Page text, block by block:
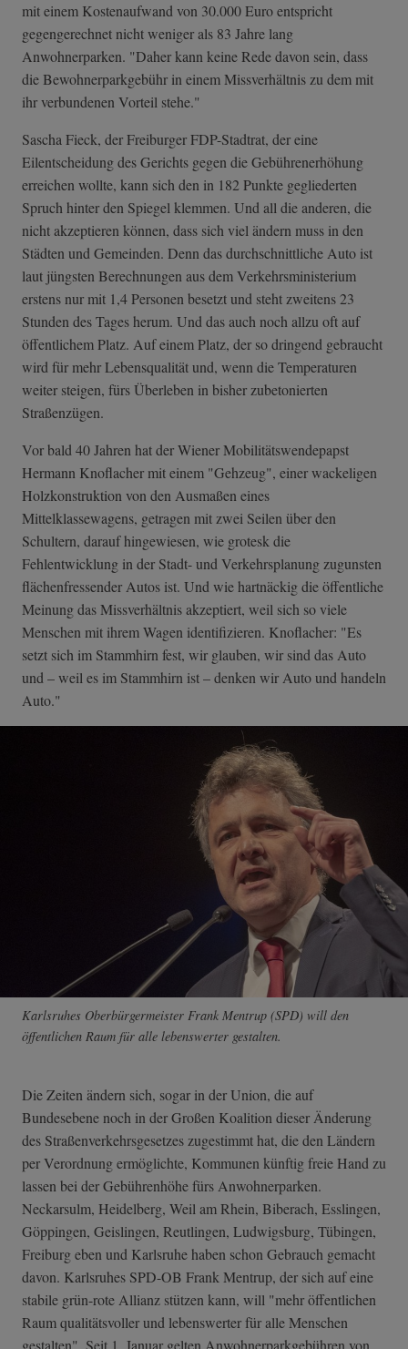
mit einem Kostenaufwand von 30.000 Euro entspricht
gegengerechnet nicht weniger als 83 Jahre lang
Anwohnerparken. "Daher kann keine Rede davon sein, dass
die Bewohnerparkgebühr in einem Missverhältnis zu dem mit
ihr verbundenen Vorteil stehe."
Sascha Fieck, der Freiburger FDP-Stadtrat, der eine
Eilentscheidung des Gerichts gegen die Gebührenerhöhung
erreichen wollte, kann sich den in 182 Punkte gegliederten
Spruch hinter den Spiegel klemmen. Und all die anderen, die
nicht akzeptieren können, dass sich viel ändern muss in den
Städten und Gemeinden. Denn das durchschnittliche Auto ist
laut jüngsten Berechnungen aus dem Verkehrsministerium
erstens nur mit 1,4 Personen besetzt und steht zweitens 23
Stunden des Tages herum. Und das auch noch allzu oft auf
öffentlichem Platz. Auf einem Platz, der so dringend gebraucht
wird für mehr Lebensqualität und, wenn die Temperaturen
weiter steigen, fürs Überleben in bisher zubetonierten
Straßenzügen.
Vor bald 40 Jahren hat der Wiener Mobilitätswendepapst
Hermann Knoflacher mit einem "Gehzeug", einer wackeligen
Holzkonstruktion von den Ausmaßen eines
Mittelklassewagens, getragen mit zwei Seilen über den
Schultern, darauf hingewiesen, wie grotesk die
Fehlentwicklung in der Stadt- und Verkehrsplanung zugunsten
flächenfressender Autos ist. Und wie hartnäckig die öffentliche
Meinung das Missverhältnis akzeptiert, weil sich so viele
Menschen mit ihrem Wagen identifizieren. Knoflacher: "Es
setzt sich im Stammhirn fest, wir glauben, wir sind das Auto
und – weil es im Stammhirn ist – denken wir Auto und handeln
Auto."
Karlsruhes Oberbürgermeister Frank Mentrup (SPD) will den
öffentlichen Raum für alle lebenswerter gestalten.
Die Zeiten ändern sich, sogar in der Union, die auf
Bundesebene noch in der Großen Koalition dieser Änderung
des Straßenverkehrsgesetzes zugestimmt hat, die den Ländern
per Verordnung ermöglichte, Kommunen künftig freie Hand zu
lassen bei der Gebührenhöhe fürs Anwohnerparken.
Neckarsulm, Heidelberg, Weil am Rhein, Biberach, Esslingen,
Göppingen, Geislingen, Reutlingen, Ludwigsburg, Tübingen,
Freiburg eben und Karlsruhe haben schon Gebrauch gemacht
davon. Karlsruhes SPD-OB Frank Mentrup, der sich auf eine
stabile grün-rote Allianz stützen kann, will "mehr öffentlichen
Raum qualitätsvoller und lebenswerter für alle Menschen
gestalten". Seit 1. Januar gelten Anwohnerparkgebühren von